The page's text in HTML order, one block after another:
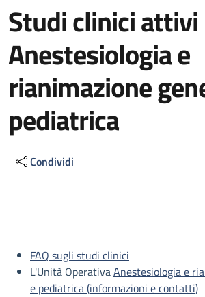
Studi clinici attivi
Anestesiologia e
rianimazione
pediatrica
Condividi
Descrizione
FAQ sugli studi clinici
L'Unità OperativaAnestesiologia e
e pediatrica (informazioni e contatti)